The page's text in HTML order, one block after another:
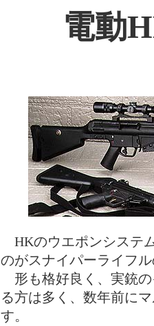
電動
HKのウエポンシステ
のがスナイパーライフル
形も格好良く、実銃
る方は多く、数年前に
す。